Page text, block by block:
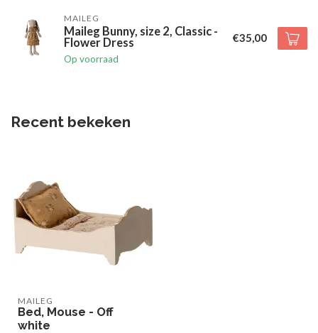
MAILEG
Maileg Bunny, size 2, Classic -
Flower Dress
Op voorraad
€35,00
Recent bekeken
MAILEG
Bed, Mouse - Off
white